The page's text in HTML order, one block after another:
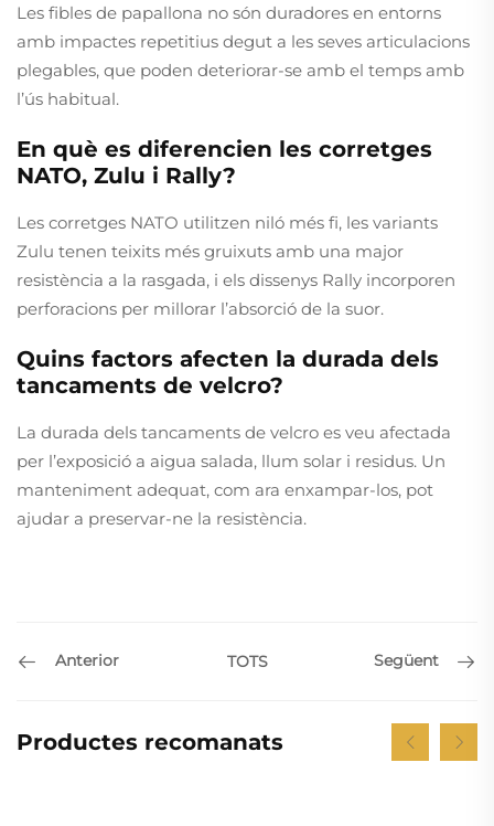
Les fibles de papallona no són duradores en entorns
amb impactes repetitius degut a les seves articulacions
plegables, que poden deteriorar-se amb el temps amb
l’ús habitual.
En què es diferencien les corretges
NATO, Zulu i Rally?
Les corretges NATO utilitzen niló més fi, les variants
Zulu tenen teixits més gruixuts amb una major
resistència a la rasgada, i els dissenys Rally incorporen
perforacions per millorar l’absorció de la suor.
Quins factors afecten la durada dels
tancaments de velcro?
La durada dels tancaments de velcro es veu afectada
per l’exposició a aigua salada, llum solar i residus. Un
manteniment adequat, com ara enxampar-los, pot
ajudar a preservar-ne la resistència.
Anterior TOTS Següent
Productes recomanats